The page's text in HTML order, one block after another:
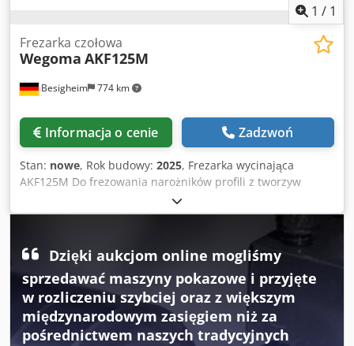
1 / 1
Besigheim 774 km
Frezarka czołowa
Wegoma AKF125M
Informacja o cenie Zadzwoń
Stan: nowe, Rok budowy: 2025, Frezarka wycinająca
AKF125M Do frezowania narożników profili z tworzyw
sztucznych i aluminium Cedpfxoxtbp Ro Ammorf Z szybkim
systemem wymiany frezów. Prosta obsługa i perfekcyjne
Dzięki aukcjom online mogliśmy
sprzedawać maszyny pokazowe i przyjęte
w rozliczeniu szybciej oraz z większym
międzynarodowym zasięgiem niż za
pośrednictwem naszych tradycyjnych